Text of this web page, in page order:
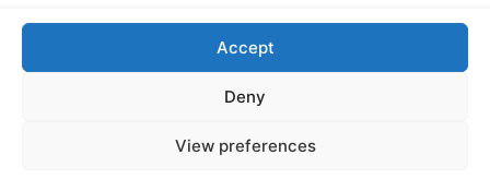
Accept
Deny
View preferences
മുത്തശ്ശിയെ വിളിച്ചതിന് ഒമ്പതുകാരനെ ചവിട്ടി
മെതിച്ച് അധ്യാപകൻ; വീഡിയോ പുറത്ത്